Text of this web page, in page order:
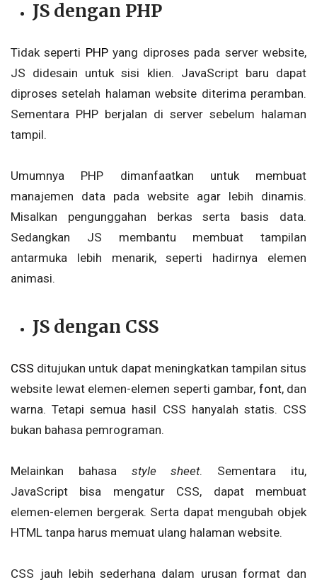
JS dengan PHP
Tidak seperti PHPyang diproses pada server website,
JS didesain untuk sisi klien. JavaScript baru dapat
diproses setelah halaman website diterima peramban.
Sementara PHP berjalan di server sebelum halaman
tampil.
Umumnya PHP dimanfaatkan untuk membuat
manajemen data pada website agar lebih dinamis.
Misalkan pengunggahan berkas serta basis data.
Sedangkan JS membantu membuat tampilan
antarmuka lebih menarik, seperti hadirnya elemen
animasi.
JS dengan CSS
CSS ditujukan untuk dapat meningkatkan tampilan situs
website lewat elemen-elemen seperti gambar, font, dan
warna. Tetapi semua hasil CSS hanyalah statis. CSS
bukan bahasa pemrograman.
Melainkan bahasa style sheet. Sementara itu,
JavaScript bisa mengatur CSS, dapat membuat
elemen-elemen bergerak. Serta dapat mengubah objek
HTML tanpa harus memuat ulang halaman website.
CSS jauh lebih sederhana dalam urusan format dan